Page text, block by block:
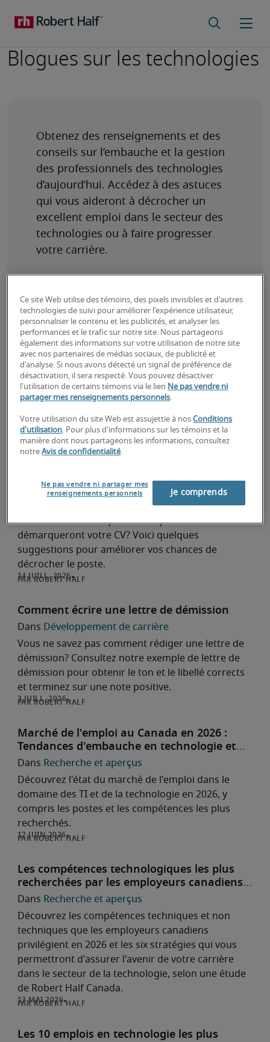
Blogues sur les technologies
Obtenez des renseignements et des
conseils sur l’embauche et la gestion
des professionnels des technologies
d’aujourd’hui. Accédez à des astuces
qui vous aideront à décrocher un
excellent emploi dans le secteur des
technologies ou à faire progresser
Comment parler de vos faiblesses lors d’une
entrevue
Vous devez rencontrer un employeur? Lisez nos
conseils pour répondre efficacement à la question
inévitable sur vos faiblesses lors d’une entrevue, et
découvrez comment décrire vos défauts en
entrevue.
Décrocher un emploi
ROBERT HALF
des exemples!)
Vous voulez savoir quelles compétences
démarqueront votre CV? Voici quelques
suggestions pour améliorer vos chances de
décrocher le poste.
ROBERT HALF
Comment écrire une lettre de démission
Vous ne savez pas comment rédiger une lettre de
démission? Consultez notre exemple de lettre de
démission pour obtenir le ton et le libellé corrects
et terminez sur une note positive.
Développement de carrière
ROBERT HALF
Marché de l'emploi au Canada en 2026 :
Tendances d'embauche en technologie et
postes recherchés
Découvrez l'état du marché de l'emploi dans le
domaine des TI et de la technologie en 2026, y
compris les postes et les compétences les plus
recherchés.
Recherche et aperçus
ROBERT HALF
Les compétences technologiques les plus
recherchées par les employeurs canadiens
en 2026 et comment préparer votre carrière
pour l'avenir
Découvrez les compétences techniques et non
techniques que les employeurs canadiens
privilégient en 2026 et les six stratégies qui vous
permettront d'assurer l'avenir de votre carrière
dans le secteur de la technologie, selon une étude
de Robert Half Canada.
Recherche et aperçus
ROBERT HALF
Les 10 emplois en technologie les plus
Ce site Web utilise des témoins, des pixels invisibles et d'autres
technologies de suivi pour améliorer l'expérience utilisateur,
personnaliser le contenu et les publicités, et analyser les
performances et le trafic sur notre site. Nous partageons
également des informations sur votre utilisation de notre site
avec nos partenaires de médias sociaux, de publicité et
d'analyse. Si nous avons détecté un signal de préférence de
désactivation, il sera respecté. Vous pouvez désactiver
l'utilisation de certains témoins via le lien Ne pas vendre ni
partager mes renseignements personnels.
Votre utilisation du site Web est assujettie à nosConditions
d'utilisation. Pour plus d'informations sur les témoins et la
manière dont nous partageons les informations, consultez
notreAvis de confidentialité.
Ne pas vendre ni partager mes
renseignements personnels
Je comprends